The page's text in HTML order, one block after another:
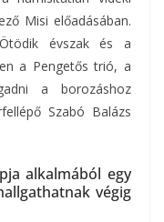
Misi előadásában.
évszak és a
a Pengetős trió, a
a borozáshoz
Szabó Balázs
alkalmából egy
végig